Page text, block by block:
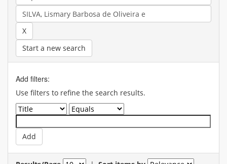
Start a new search
Add filters:
Use filters to refine the search results.